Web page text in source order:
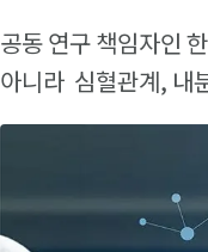
공동 연구 책임자인
아니라 심혈관계, 내